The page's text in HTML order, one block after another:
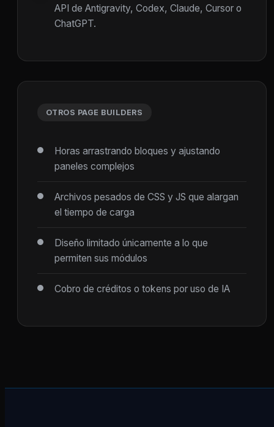
API de Antigravity, Codex, Claude, Cursor o
ChatGPT.
OTROS PAGE BUILDERS
Horas arrastrando bloques y ajustando
paneles complejos
Archivos pesados de CSS y JS que alargan
el tiempo de carga
Diseño limitado únicamente a lo que
permiten sus módulos
Cobro de créditos o tokens por uso de IA